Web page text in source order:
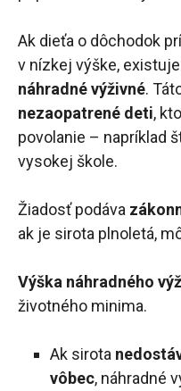
Ak dieťa o dôchodok
v nízkej výške,
náhradné výživné.
nezaopatrené deti,
povolanie – napríklad
vysokej škole.
Žiadosť podáva
ak je sirota plnoletá,
Výška náhradného
životného minima.
Ak sirota
vôbec, náhradné